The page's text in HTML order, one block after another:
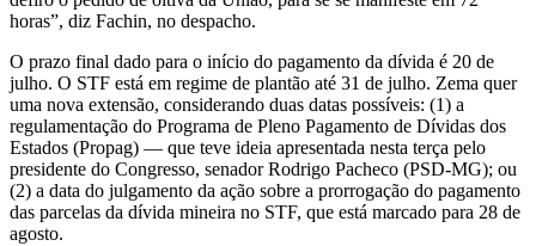
horas”, diz Fachin, no despacho.
O prazo final dado para o início do pagamento da dívida é 20 de
julho. O STF está em regime de plantão até 31 de julho. Zema quer
uma nova extensão, considerando duas datas possíveis: (1) a
regulamentação do Programa de Pleno Pagamento de Dívidas dos
Estados (Propag) — que teve ideia apresentada nesta terça pelo
presidente do Congresso, senador Rodrigo Pacheco (PSD-MG); ou
(2) a data do julgamento da ação sobre a prorrogação do pagamento
das parcelas da dívida mineira no STF, que está marcado para 28 de
agosto.